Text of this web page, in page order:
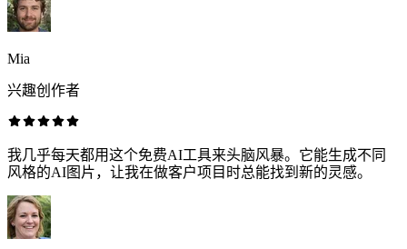
Mia
兴趣创作者
我几乎每天都用这个免费AI工具来头脑风暴。它能生成不同
风格的AI图片，让我在做客户项目时总能找到新的灵感。